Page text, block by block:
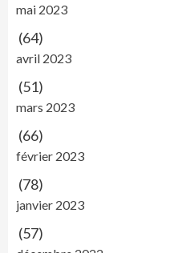
mai 2023
(64)
avril 2023
(51)
mars 2023
(66)
février 2023
(78)
janvier 2023
(57)